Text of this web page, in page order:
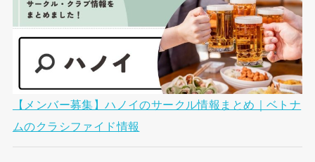
【メンバー募集】ハノイのサークル情報まとめ｜ベトナ
ムのクラシファイド情報